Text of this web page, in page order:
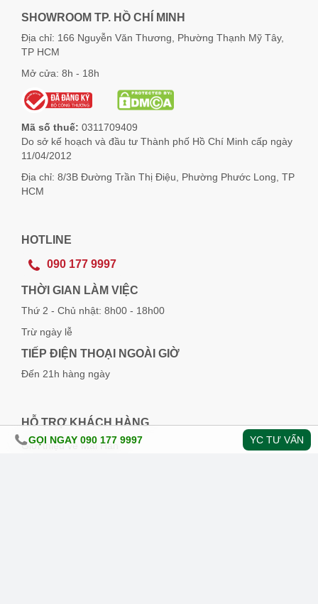
SHOWROOM TP. HỒ CHÍ MINH
Địa chỉ: 166 Nguyễn Văn Thương, Phường Thạnh Mỹ Tây,
TP HCM
Mở cửa: 8h - 18h
Mã số thuế: 0311709409
Do sở kế hoạch và đầu tư Thành phố Hồ Chí Minh cấp ngày
11/04/2012
Địa chỉ: 8/3B Đường Trần Thị Điệu, Phường Phước Long, TP
HCM
HOTLINE
090 177 9997
THỜI GIAN LÀM VIỆC
Thứ 2 - Chủ nhật: 8h00 - 18h00
Trừ ngày lễ
TIẾP ĐIỆN THOẠI NGOÀI GIỜ
Đến 21h hàng ngày
HỖ TRỢ KHÁCH HÀNG
Giới thiệu về Mai Hân
GỌI NGAY 090 177 9997 YC TƯ VẤN